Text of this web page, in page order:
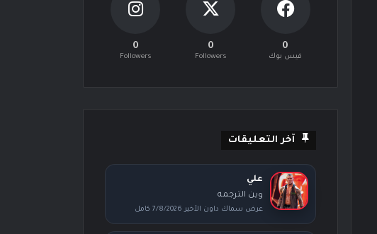
0
فيس بوك
0
Followers
0
Followers
آخر التعليقات
علي
وين الترجمه
عرض سماك داون الأخير 7/8/2026 كامل